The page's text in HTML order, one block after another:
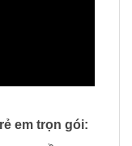
em trọn gói: